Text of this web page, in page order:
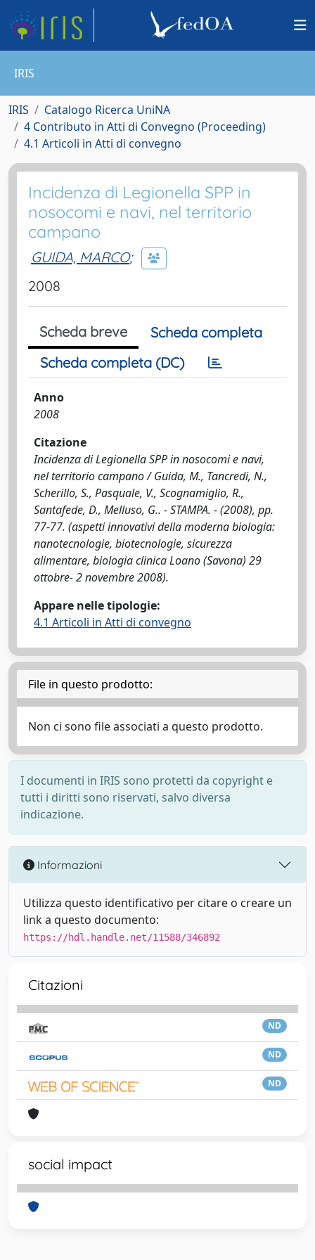
IRIS
IRIS
Catalogo Ricerca UniNA
4 Contributo in Atti di Convegno (Proceeding)
4.1 Articoli in Atti di convegno
Incidenza di Legionella SPP in
nosocomi e navi, nel territorio
campano
GUIDA, MARCO;
2008
Scheda breve
Scheda completa
Scheda completa (DC)
Anno
2008
Citazione
Incidenza di Legionella SPP in nosocomi e navi,
nel territorio campano / Guida, M., Tancredi, N.,
Scherillo, S., Pasquale, V., Scognamiglio, R.,
Santafede, D., Melluso, G.. - STAMPA. - (2008), pp.
77-77. (aspetti innovativi della moderna biologia:
nanotecnologie, biotecnologie, sicurezza
alimentare, biologia clinica Loano (Savona) 29
ottobre- 2 novembre 2008).
Appare nelle tipologie:
4.1 Articoli in Atti di convegno
File in questo prodotto:
Non ci sono file associati a questo prodotto.
I documenti in IRIS sono protetti da copyright e
tutti i diritti sono riservati, salvo diversa
indicazione.
Informazioni
Utilizza questo identificativo per citare o creare un
link a questo documento:
https://hdl.handle.net/11588/346892
Citazioni
ND
ND
ND
social impact